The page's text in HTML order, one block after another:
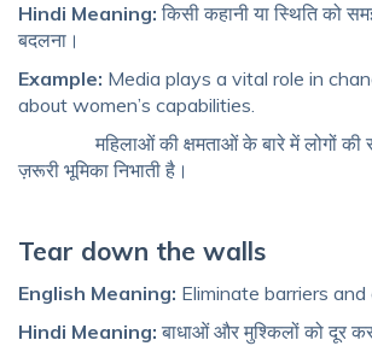
Hindi Meaning: किसी कहानी या स्थिति को
बदलना।
Example: Media plays a vital role in
about women’s capabilities.
महिलाओं की क्षमताओं के बारे में लोगों की
ज़रूरी भूमिका निभाती है।
Tear down the walls
English Meaning: Eliminate barriers
Hindi Meaning: बाधाओं और मुश्किलों को दूर